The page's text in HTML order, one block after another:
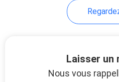
Fibre
Laisser un
Nous vous